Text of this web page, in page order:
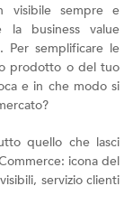
visibile sempre e
business value
Per semplificare le
prodotto o del tuo
e in che modo si
quello che lasci
icona del
servizio clienti